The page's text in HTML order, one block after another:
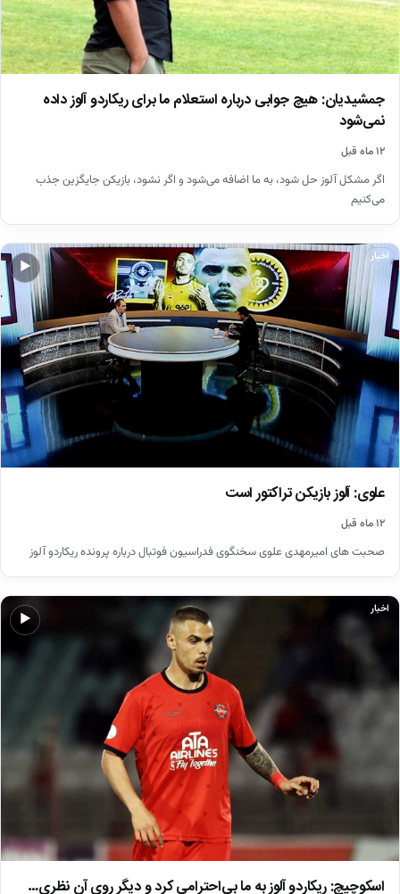
جمشیدیان: هیچ جوابی درباره استعلام ما برای ریکاردو آلوز داده
نمی‌شود
۱۲ ماه قبل
اگر مشکل آلوز حل شود، به ما اضافه می‌شود و اگر نشود، بازیکن جایگزین جذب
می‌کنیم
▶
اخبار
علوی: آلوز بازیکن تراکتور است
۱۲ ماه قبل
صحبت های امیرمهدی علوی سخنگوی فدراسیون فوتبال درباره پرونده ریکاردو آلوز
▶
اخبار
اسکوچیچ: ریکاردو آلوز به ما بی‌احترامی کرد و دیگر روی آن نظری…